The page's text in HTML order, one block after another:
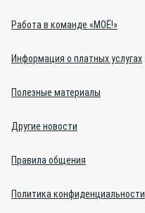
Работа в команде «МОЁ!»
Информация о платных услугах
Полезные материалы
Другие новости
Правила общения
Политика конфиденциальности